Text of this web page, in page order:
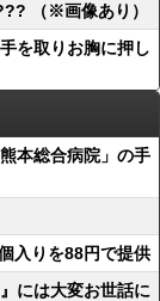
（※画像あり）
を取りお胸に押し
本総合病院」の手
入りを88円で提供
には大変お世話に